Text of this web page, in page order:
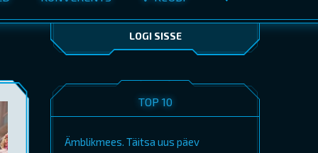
LOGI SISSE
TOP 10
Ämblikmees. Täitsa uus päev